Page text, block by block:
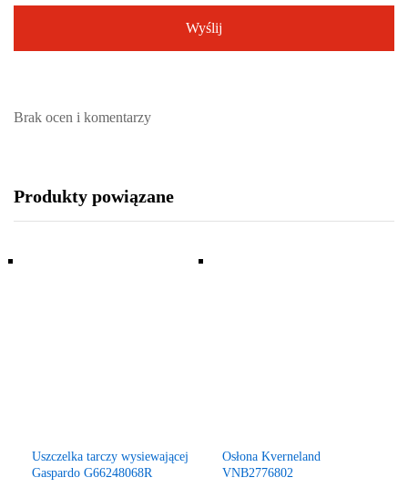
Brak ocen i komentarzy
Produkty powiązane
Uszczelka tarczy wysiewającej
Gaspardo G66248068R
Osłona Kverneland
VNB2776802